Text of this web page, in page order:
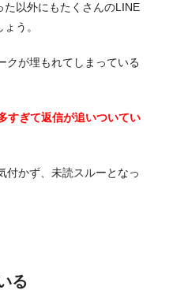
以外にもたくさんのLINE
う。
クが埋もれてしまっている
すぎて返信が追いついてい
付かず、未読スルーとなっ
る